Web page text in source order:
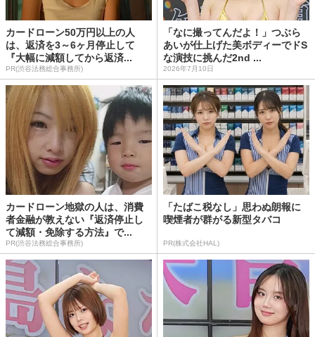
カードローン50万円以上の人
は、返済を3～6ヶ月停止して
『大幅に減額してから返済...
PR(渋谷法務総合事務所)
「なに撮ってんだよ！」つぶら
あいが仕上げた美ボディーでドS
な演技に挑んだ2nd ...
2026年7月10日
カードローン地獄の人は、消費
者金融が教えない『返済停止し
て減額・免除する方法』で...
PR(渋谷法務総合事務所)
「たばこ税なし」思わぬ朗報に
喫煙者が群がる新型タバコ
PR(株式会社HAL)